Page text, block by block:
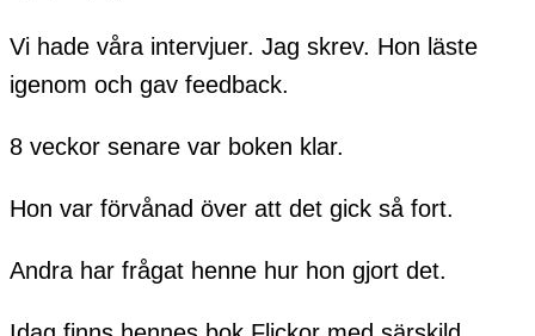
Vi hade våra intervjuer. Jag skrev. Hon läste
igenom och gav feedback.
8 veckor senare var boken klar.
Hon var förvånad över att det gick så fort.
Andra har frågat henne hur hon gjort det.